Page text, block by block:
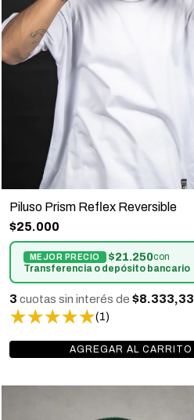
Piluso Prism Reflex Reversible
(1)
$25.000
$21.250con
Transferencia o depósito bancario
3 cuotas sin interés de $8.333,33